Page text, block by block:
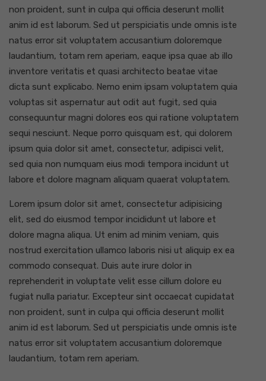
non proident, sunt in culpa qui officia deserunt mollit
anim id est laborum. Sed ut perspiciatis unde omnis iste
natus error sit voluptatem accusantium doloremque
laudantium, totam rem aperiam, eaque ipsa quae ab illo
inventore veritatis et quasi architecto beatae vitae
dicta sunt explicabo. Nemo enim ipsam voluptatem quia
voluptas sit aspernatur aut odit aut fugit, sed quia
consequuntur magni dolores eos qui ratione voluptatem
sequi nesciunt. Neque porro quisquam est, qui dolorem
ipsum quia dolor sit amet, consectetur, adipisci velit,
sed quia non numquam eius modi tempora incidunt ut
labore et dolore magnam aliquam quaerat voluptatem.
Lorem ipsum dolor sit amet, consectetur adipisicing
elit, sed do eiusmod tempor incididunt ut labore et
dolore magna aliqua. Ut enim ad minim veniam, quis
nostrud exercitation ullamco laboris nisi ut aliquip ex ea
commodo consequat. Duis aute irure dolor in
reprehenderit in voluptate velit esse cillum dolore eu
fugiat nulla pariatur. Excepteur sint occaecat cupidatat
non proident, sunt in culpa qui officia deserunt mollit
anim id est laborum. Sed ut perspiciatis unde omnis iste
natus error sit voluptatem accusantium doloremque
laudantium, totam rem aperiam.